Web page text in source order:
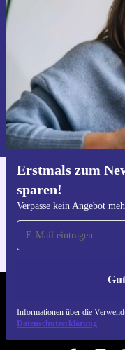
Erstmals zum
sparen!
Verpasse kein Angebot
Informationen über die
Datenschutzerklärung
Informationen über die
du in unserer